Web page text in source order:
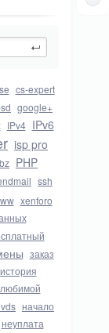
cs-expert
google+
IPv4 IPv6
isp pro
PHP
ssh
xenforo
заказ
история
любимой
начало
неуплата